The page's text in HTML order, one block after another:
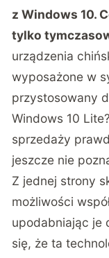
z Windows 10.
tylko
urządzenia
wyposażone w
przystosowany
Windows 10
sprzedaży
jeszcze nie
Z jednej strony
możliwości
upodabniając je
się, że ta